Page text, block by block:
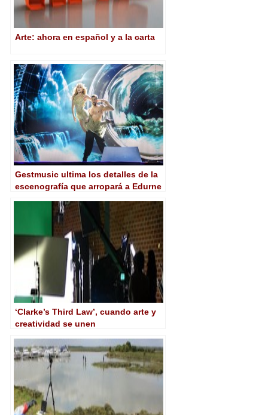
Arte: ahora en español y a la carta
Gestmusic ultima los detalles de la
escenografía que arropará a Edurne
‘Clarke’s Third Law’, cuando arte y
creatividad se unen